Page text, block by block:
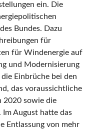
ein. Die
Bundes. Dazu
für
für Windenergie auf
und Modernisierung
Einbrüche bei den
das voraussichtliche
2020 sowie die
August hatte das
Entlassung von mehr